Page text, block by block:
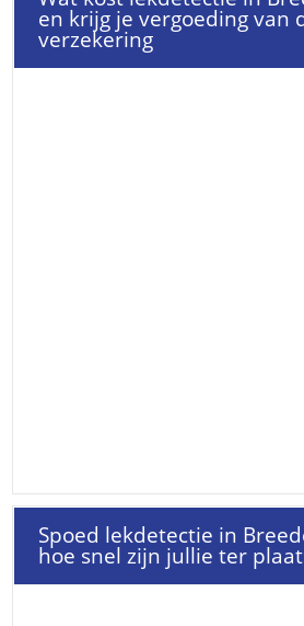
en krijg je vergoeding van
verzekering
Spoed lekdetectie in
hoe snel zijn jullie ter